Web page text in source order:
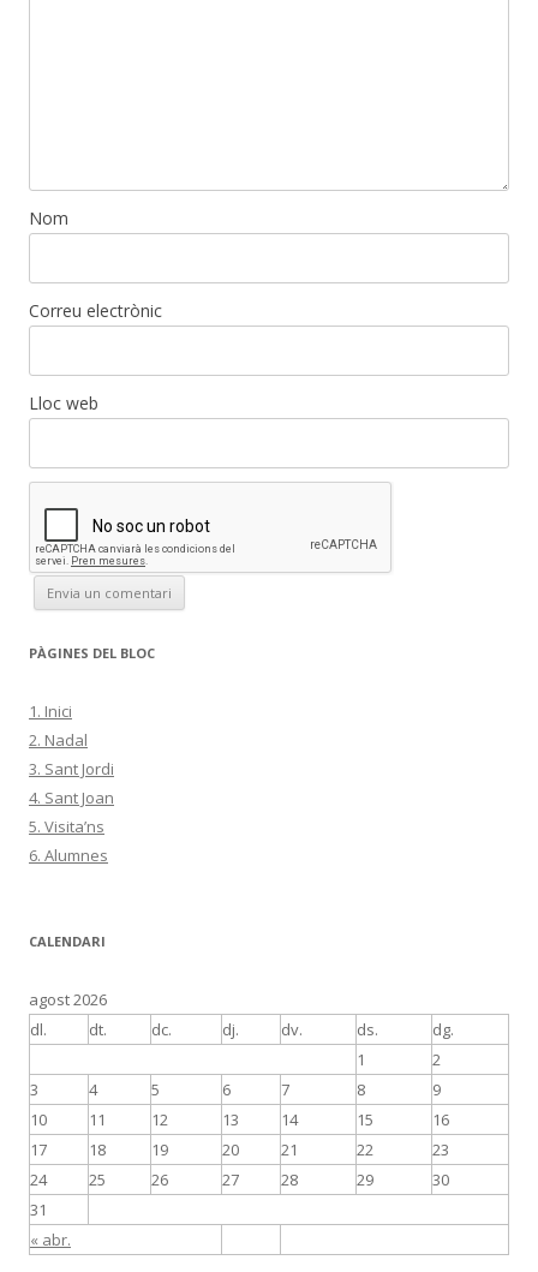
Nom
Correu electrònic
Lloc web
PÀGINES DEL BLOC
1. Inici
2. Nadal
3. Sant Jordi
4. Sant Joan
5. Visita’ns
6. Alumnes
CALENDARI
agost 2026
dl.
dt. dc. dj. dv. ds. dg.
« abr.
1
2
3
4 5 6 7 8
9
10
11 12 13 14 15
16
17
18 19 20 21 22
23
24
25 26 27 28 29
30
31